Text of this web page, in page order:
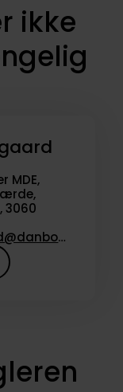
ikke
MDE,
3060
jacob.stougaard@danbolig.dk